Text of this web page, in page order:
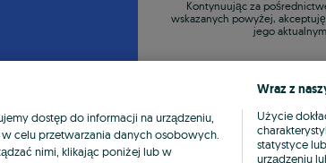
Kontynuując za
wskazanych powyżej, akceptuję
jego
dostęp do informacji na urządzeniu,
celu przetwarzania danych osobowych.
nimi, klikając poniżej lub w
Wraz z
Użycie
statystyce
urządzeniu